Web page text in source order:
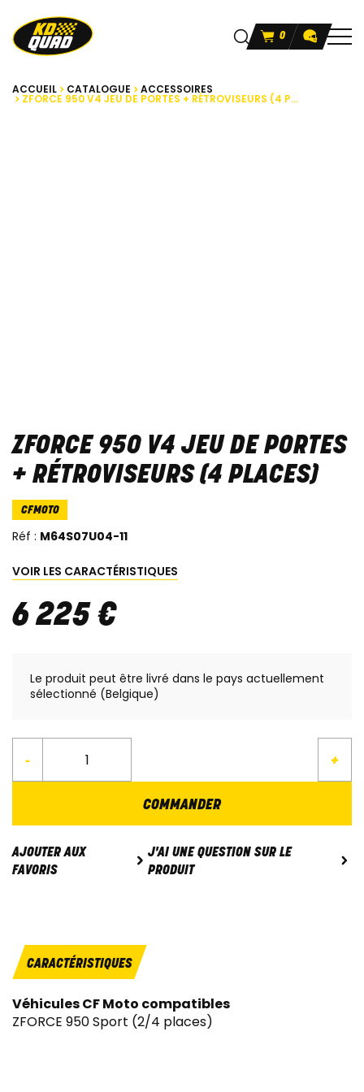
0
ACCUEIL CATALOGUE ACCESSOIRES
ZFORCE 950 V4 JEU DE PORTES + RÉTROVISEURS (4 P...
ZFORCE 950 V4 JEU DE PORTES
+ RÉTROVISEURS (4 PLACES)
CFMOTO
Réf : M64S07U04-11
VOIR LES CARACTÉRISTIQUES
6 225 €
Le produit peut être livré dans le pays actuellement
sélectionné (Belgique)
- +
COMMANDER
AJOUTER AUX
FAVORIS
J'AI UNE QUESTION SUR LE
PRODUIT
CARACTÉRISTIQUES
Véhicules CF Moto compatibles
ZFORCE 950 Sport (2/4 places)